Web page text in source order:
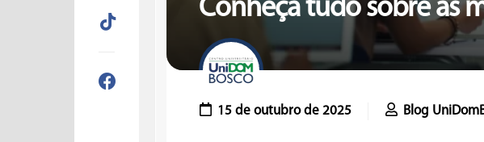
Conheça tudo sobre as
15 de outubro de 2025 Blog